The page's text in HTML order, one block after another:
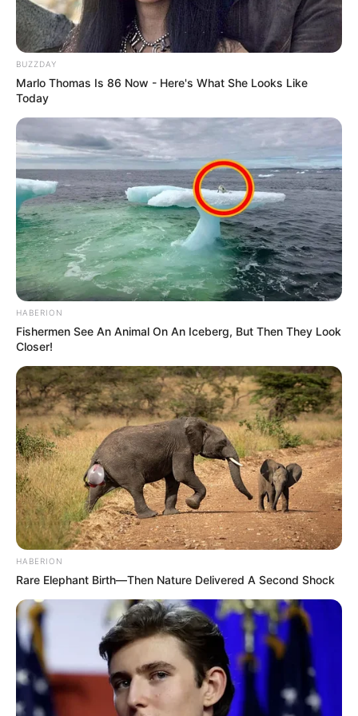
A Regina é a autora dessa guirlanda e esses lindos
enfeites de porta, tudo feito com muito capricho
Conheça mais sobre o trabalho
dela:euquefizreginamaccari.blogspot.com
(3) Carmen Bogdanov
BUZZDAY
Marlo Thomas Is 86 Now - Here's What She Looks Like
Today
HABERION
Fishermen See An Animal On An Iceberg, But Then They Look
Closer!
HABERION
Rare Elephant Birth—Then Nature Delivered A Second Shock